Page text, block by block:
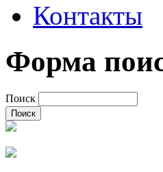
Контакты
Форма
Поиск